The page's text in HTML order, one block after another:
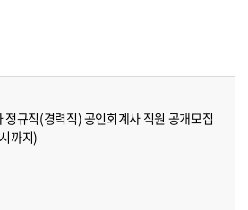
정규직(경력직) 공인회계사 직원 공개모집
까지)